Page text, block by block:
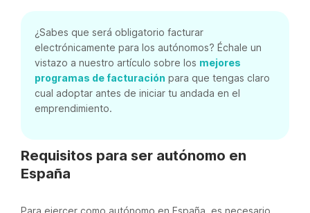
¿Sabes que será obligatorio facturar
electrónicamente para los autónomos? Échale un
vistazo a nuestro artículo sobre los mejores
programas de facturación para que tengas claro
cual adoptar antes de iniciar tu andada en el
emprendimiento.
Requisitos para ser autónomo en
España
Para ejercer como autónomo en España, es necesario